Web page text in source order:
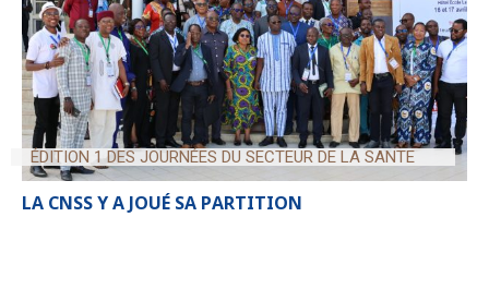
ÉDITION 1 DES JOURNÉES DU SECTEUR DE LA SANTE
LA CNSS Y A JOUÉ SA PARTITION